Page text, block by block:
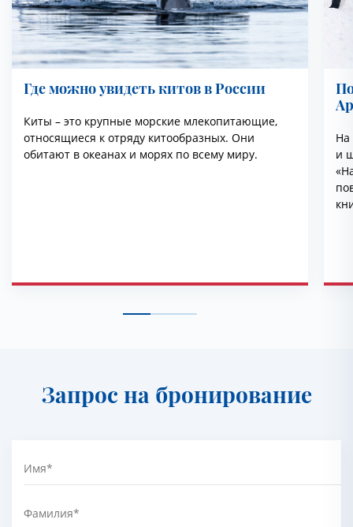
Где можно увидеть китов в России
Киты – это крупные морские млекопитающие,
относящиеся к отряду китообразных. Они
обитают в океанах и морях по всему миру.
На
и
Запрос на бронирование
Имя*
Фамилия*